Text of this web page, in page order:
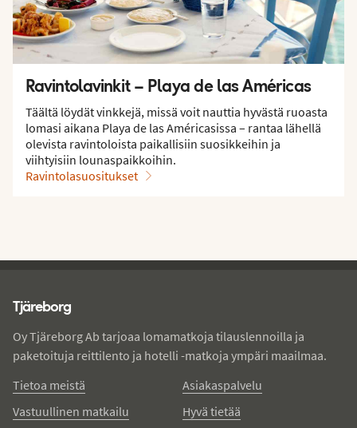
Ravintolavinkit – Playa de las Américas
Täältä löydät vinkkejä, missä voit nauttia hyvästä ruoasta
lomasi aikana Playa de las Américasissa – rantaa lähellä
olevista ravintoloista paikallisiin suosikkeihin ja
viihtyisiin lounaspaikkoihin.
Ravintolasuositukset
Tjäreborg
Oy Tjäreborg Ab tarjoaa lomamatkoja tilauslennoilla ja
paketoituja reittilento ja hotelli -matkoja ympäri maailmaa.
Tietoa meistä
Vastuullinen matkailu
Asiakaspalvelu
Hyvä tietää